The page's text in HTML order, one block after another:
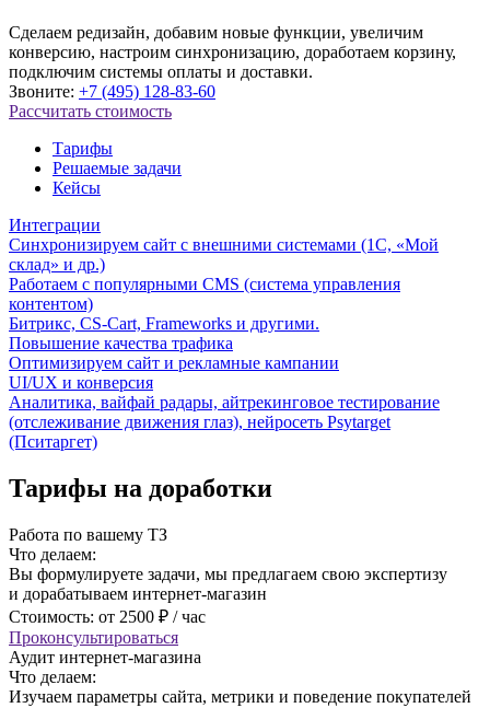
Сделаем редизайн, добавим новые функции, увеличим
конверсию, настроим синхронизацию, доработаем корзину,
подключим системы оплаты и доставки.
Звоните: +7 (495) 128-83-60
Рассчитать стоимость
Тарифы
Решаемые задачи
Кейсы
Интеграции
Синхронизируем сайт с внешними системами (1С, «Мой
склад» и др.)
Работаем с популярными CMS (система управления
контентом)
Битрикс, CS-Cart, Frameworks и другими.
Повышение качества трафика
Оптимизируем сайт и рекламные кампании
UI/UX и конверсия
Аналитика, вайфай радары, айтрекинговое тестирование
(отслеживание движения глаз), нейросеть Psytarget
(Пситаргет)
Тарифы на доработки
Работа по вашему ТЗ
Что делаем:
Вы формулируете задачи, мы предлагаем свою экспертизу
и дорабатываем интернет-магазин
Стоимость: от 2500 ₽ / час
Проконсультироваться
Аудит интернет-магазина
Что делаем:
Изучаем параметры сайта, метрики и поведение покупателей